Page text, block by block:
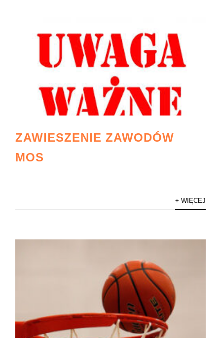
ZAWIESZENIE ZAWODÓW
MOS
+ WIĘCEJ